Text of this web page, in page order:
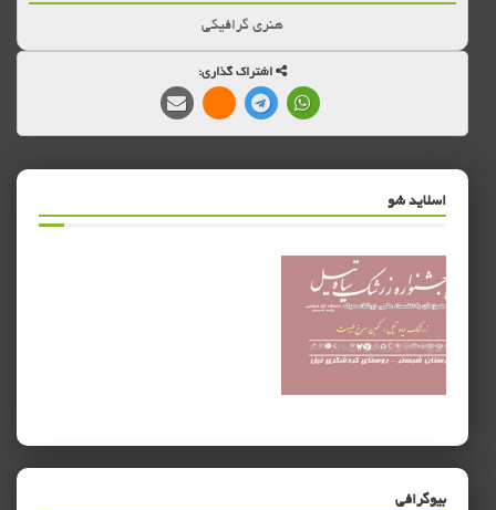
هنری گرافیکی
اشتراک گذاری:
اسلاید شو
بیوگرافی